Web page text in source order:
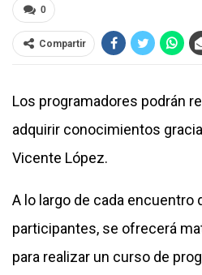
0
Compartir
Los programadores podrán
adquirir conocimientos
Vicente López.
A lo largo de cada encuentro
participantes, se ofrecerá
para realizar un curso de